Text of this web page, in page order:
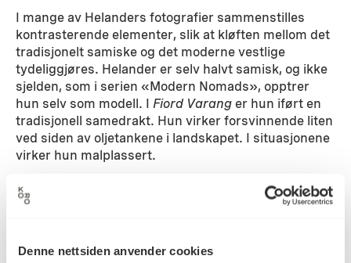
Denne nettsiden anvender cookies
I mange av Helanders fotografier sammenstilles
kontrasterende elementer, slik at kløften mellom det
tradisjonelt samiske og det moderne vestlige
tydeliggjøres. Helander er selv halvt samisk, og ikke
sjelden, som i serien «Modern Nomads», opptrer
hun selv som modell. IFiord Varang er hun iført en
tradisjonell samedrakt. Hun virker forsvinnende liten
ved siden av oljetankene i landskapet. I situasjonene
virker hun malplassert.
Detaljer
Datering 2002